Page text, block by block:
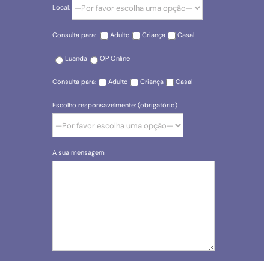
Local:
Consulta para: Adulto Criança Casal
Luanda OP Online
Consulta para: Adulto Criança Casal
Escolho responsavelmente: (obrigatório)
A sua mensagem